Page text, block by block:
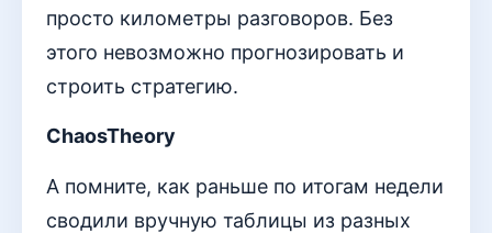
просто километры разговоров. Без
этого невозможно прогнозировать и
строить стратегию.
ChaosTheory
А помните, как раньше по итогам недели
сводили вручную таблицы из разных